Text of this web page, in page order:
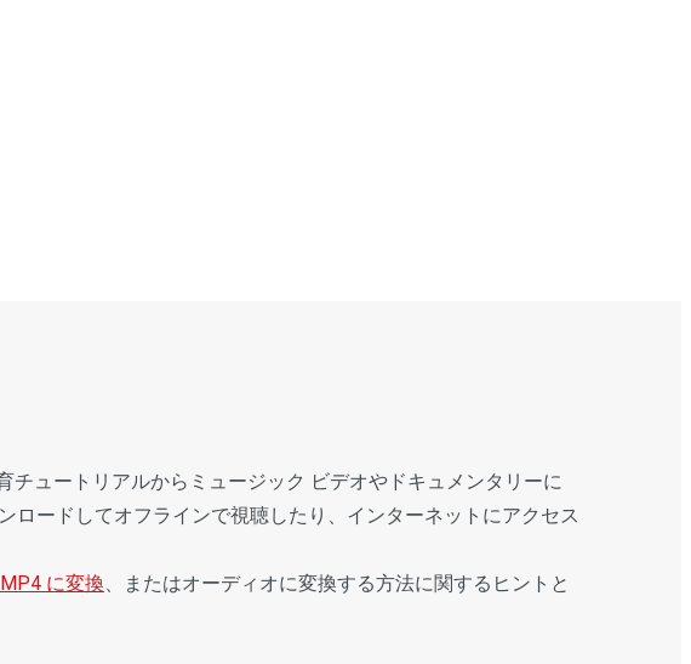
ュートリアルからミュージック ビデオやドキュメンタリーに
ードしてオフラインで視聴したり、インターネットにアクセス
に変換、またはオーディオに変換する方法に関するヒントと